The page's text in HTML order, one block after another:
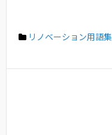
リノベーション用語集